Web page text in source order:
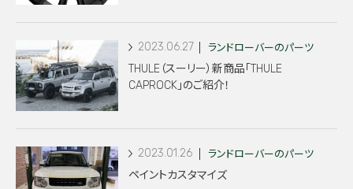
2023.06.27 ランドローバーのパーツ
THULE（スーリー）新商品「THULE
CAPROCK」のご紹介！
2023.01.26 ランドローバーのパーツ
ペイントカスタマイズ